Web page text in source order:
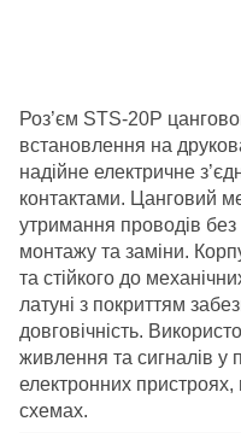
Роз’єм STS-20P
встановлення на
надійне електричне
контактами. Цанговий
утримання проводів без
монтажу та заміни.
та стійкого до
латуні з покриттям
довговічність.
живлення та сигналів у
електронних
схемах.